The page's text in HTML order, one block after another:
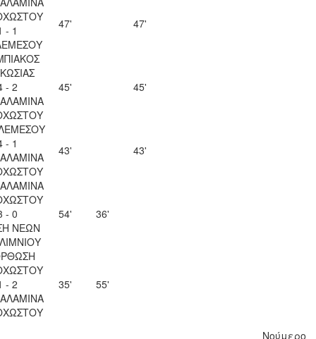
- 1
47' 47'
- 2
45' 45'
- 1
43' 43'
- 0
ΝΕΩΝ
54' 36'
- 2
35' 55'
Νούμερο